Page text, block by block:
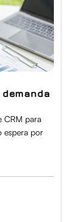
demanda
CRM para
espera por